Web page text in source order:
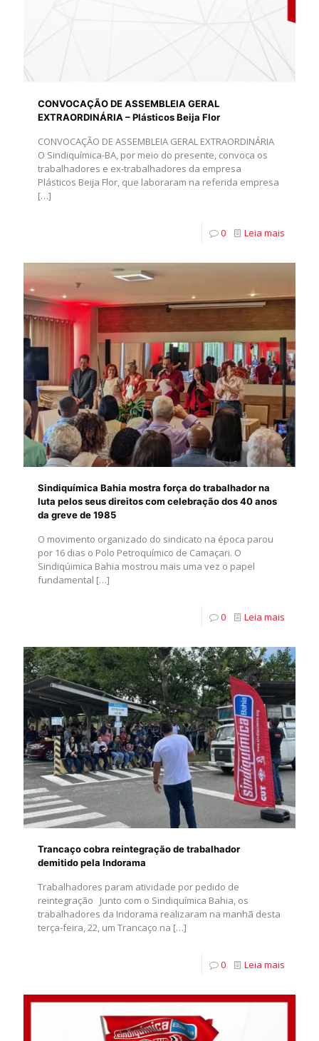
CONVOCAÇÃO DE ASSEMBLEIA GERAL
EXTRAORDINÁRIA – Plásticos Beija Flor
CONVOCAÇÃO DE ASSEMBLEIA GERAL EXTRAORDINÁRIA
O Sindiquímica-BA, por meio do presente, convoca os
trabalhadores e ex-trabalhadores da empresa
Plásticos Beija Flor, que laboraram na referida empresa
[…]
0 Leia mais
Sindiquímica Bahia mostra força do trabalhador na
luta pelos seus direitos com celebração dos 40 anos
da greve de 1985
O movimento organizado do sindicato na época parou
por 16 dias o Polo Petroquímico de Camaçari. O
Sindiqúimica Bahia mostrou mais uma vez o papel
fundamental […]
0 Leia mais
Trancaço cobra reintegração de trabalhador
demitido pela Indorama
Trabalhadores param atividade por pedido de
reintegração Junto com o Sindiquímica Bahia, os
trabalhadores da Indorama realizaram na manhã desta
terça-feira, 22, um Trancaço na […]
0 Leia mais